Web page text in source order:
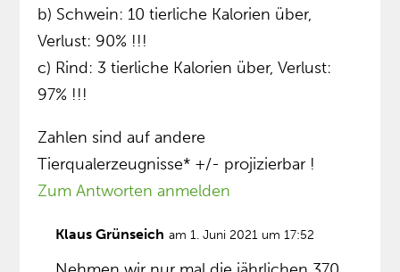
b) Schwein: 10 tierliche Kalorien über,
Verlust: 90% !!!
c) Rind: 3 tierliche Kalorien über, Verlust:
97% !!!
Zahlen sind auf andere
Tierqualerzeugnisse* +/- projizierbar !
Zum Antworten anmelden
Klaus Grünseich am 1. Juni 2021 um 17:52